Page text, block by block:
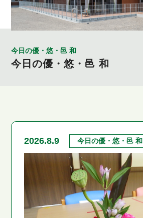
今日の優・悠・邑 和
今日の優・悠・邑 和
2026.8.9 今日の優・悠・邑 和